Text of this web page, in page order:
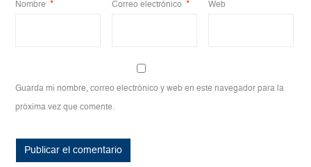
Nombre * Correo electrónico * Web
Guarda mi nombre, correo electrónico y web en este navegador para la
próxima vez que comente.